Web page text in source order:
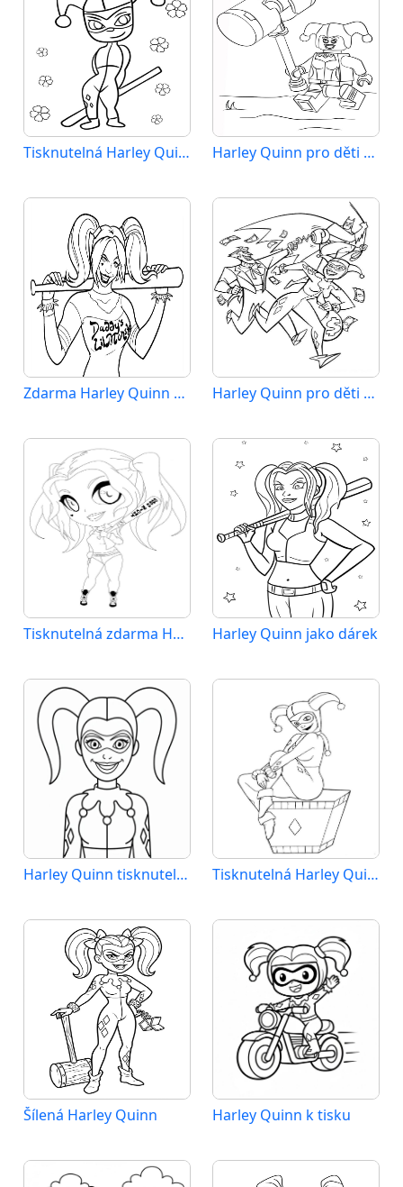
Tisknutelná Harley Quinn Harley Quinn pro děti 3 roky
Zdarma Harley Quinn pro děti Harley Quinn pro děti 6 let
Tisknutelná zdarma Harley Quinn Harley Quinn jako dárek
Harley Quinn tisknutelná Tisknutelná Harley Quinn zdarma
Šílená Harley Quinn Harley Quinn k tisku